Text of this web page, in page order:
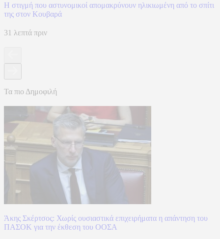
Η στιγμή που αστυνομικοί απομακρύνουν ηλικιωμένη από το σπίτι
της στον Κουβαρά
31 λεπτά πριν
Τα πιο Δημοφιλή
Άκης Σκέρτσος: Χωρίς ουσιαστικά επιχειρήματα η απάντηση του
ΠΑΣΟΚ για την έκθεση του ΟΟΣΑ